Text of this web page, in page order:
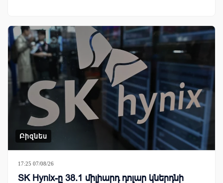
Բիզնես
17:25 07/08/26
SK Hynix-ը 38.1 միլիարդ դոլար կներդնի